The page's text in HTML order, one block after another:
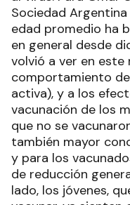
Sociedad Argentina
edad promedio ha
en general desde
volvió a ver en este
comportamiento
activa), y a los
vacunación de los
que no se
también mayor
y para los
de reducción
lado, los jóvenes,